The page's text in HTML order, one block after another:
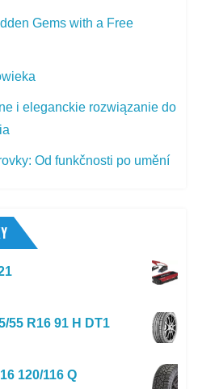
Gems with a Free
i eleganckie rozwiązanie do
Od funkčnosti po umění
55 R16 91 H DT1
120/116 Q